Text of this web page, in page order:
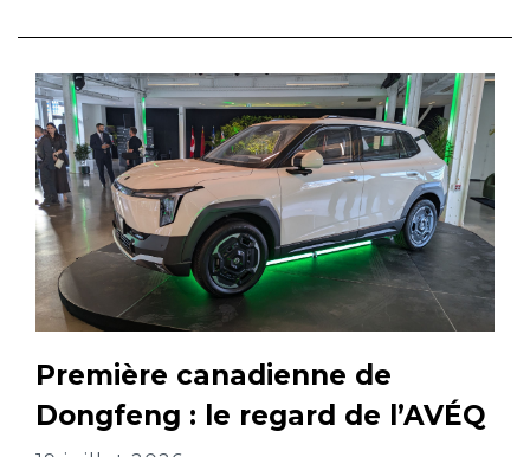
Première canadienne de
Dongfeng : le regard de l’AVÉQ